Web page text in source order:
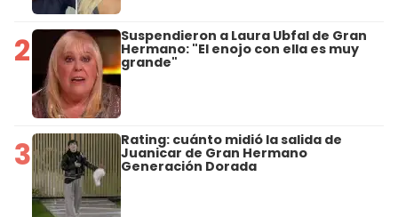
2 Suspendieron a Laura Ubfal de Gran
Hermano: "El enojo con ella es muy
grande"
3 Rating: cuánto midió la salida de
Juanicar de Gran Hermano
Generación Dorada